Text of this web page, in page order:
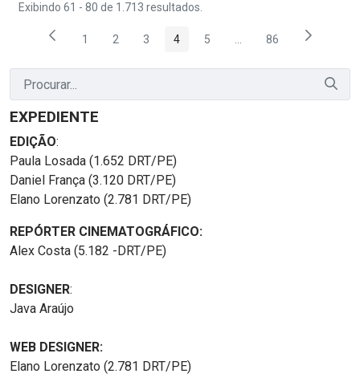
Exibindo 61 - 80 de 1.713 resultados.
Página
1 Página
2 Página
3 Página
4 Página
5 Páginas intermediárias
Página
86
EXPEDIENTE
EDIÇÃO:
Paula Losada (1.652 DRT/PE)
Daniel França (3.120 DRT/PE)
Elano Lorenzato (2.781 DRT/PE)
REPÓRTER CINEMATOGRÁFICO:
Alex Costa (5.182 -DRT/PE)
DESIGNER:
Java Araújo
WEB DESIGNER:
Elano Lorenzato (2.781 DRT/PE)